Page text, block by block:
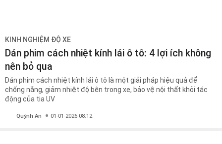
KINH NGHIỆM ĐỘ XE
Dán phim cách nhiệt kính lái ô tô: 4 lợi ích không
nên bỏ qua
Dán phim cách nhiệt kính lái ô tô là một giải pháp hiệu quả để
chống nắng, giảm nhiệt độ bên trong xe, bảo vệ nội thất khỏi tác
động của tia UV
Quỳnh An 01-01-2026 08:12